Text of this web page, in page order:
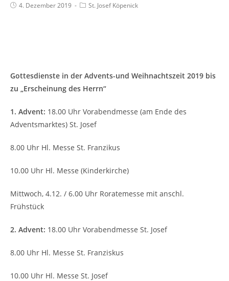
4. Dezember 2019 St. Josef Köpenick
Gottesdienste in der Advents-und Weihnachtszeit 2019 bis
zu „Erscheinung des Herrn“
1. Advent: 18.00 Uhr Vorabendmesse (am Ende des
Adventsmarktes) St. Josef
8.00 Uhr Hl. Messe St. Franzikus
10.00 Uhr Hl. Messe (Kinderkirche)
Mittwoch, 4.12. / 6.00 Uhr Roratemesse mit anschl.
Frühstück
2. Advent: 18.00 Uhr Vorabendmesse St. Josef
8.00 Uhr Hl. Messe St. Franziskus
10.00 Uhr Hl. Messe St. Josef